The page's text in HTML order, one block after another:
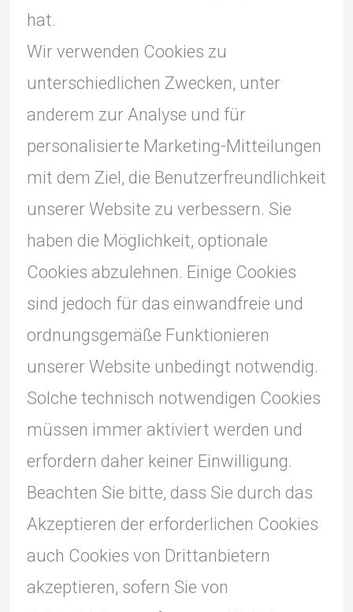
hat.
Wir verwenden Cookies zu
unterschiedlichen Zwecken, unter
anderem zur Analyse und für
personalisierte Marketing-Mitteilungen
mit dem Ziel, die Benutzerfreundlichkeit
unserer Website zu verbessern. Sie
haben die Möglichkeit, optionale
Cookies abzulehnen. Einige Cookies
sind jedoch für das einwandfreie und
ordnungsgemäße Funktionieren
unserer Website unbedingt notwendig.
Solche technisch notwendigen Cookies
müssen immer aktiviert werden und
erfordern daher keiner Einwilligung.
Beachten Sie bitte, dass Sie durch das
Akzeptieren der erforderlichen Cookies
auch Cookies von Drittanbietern
akzeptieren, sofern Sie von